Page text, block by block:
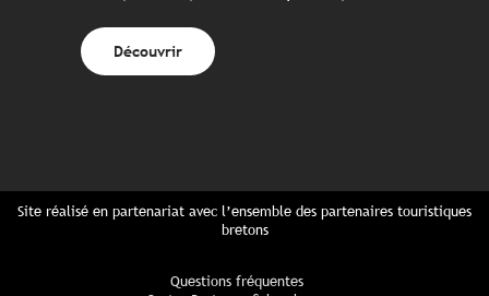
Découvrir
Site réalisé en partenariat avec l’ensemble des partenaires touristiques
bretons
Questions fréquentes